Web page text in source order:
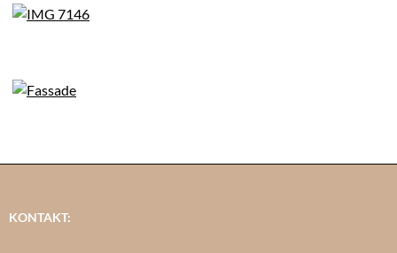
KONTAKT: